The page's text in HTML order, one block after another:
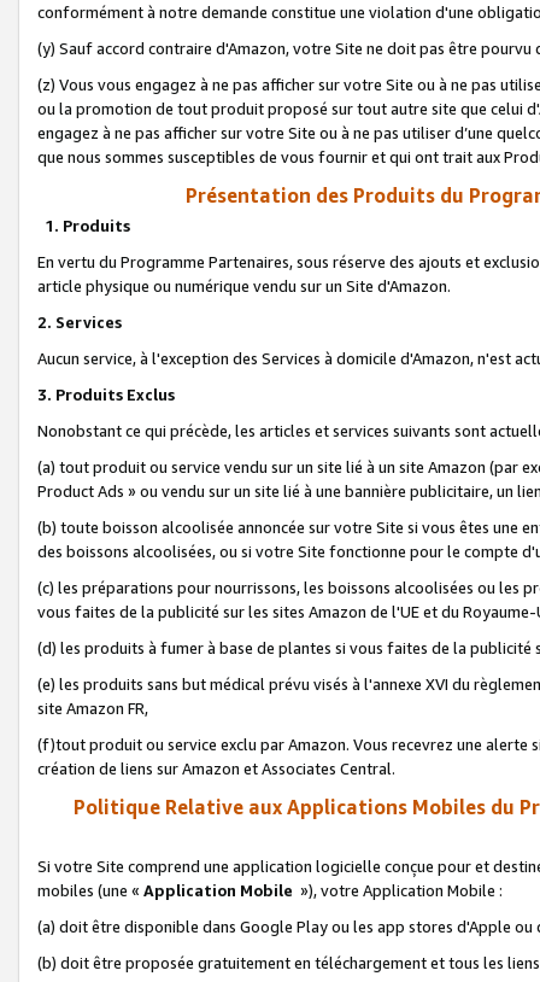
conformément à notre demande constitue une violation d'une
(y) Sauf accord contraire d'Amazon, votre Site ne doit pas être
(z) Vous vous engagez à ne pas afficher sur votre Site ou à ne pas
ou la promotion de tout produit proposé sur tout autre site que celui
engagez à ne pas afficher sur votre Site ou à ne pas utiliser d’une
que nous sommes susceptibles de vous fournir et qui ont trait aux
Présentation des Produits du
1. Produits
En vertu du Programme Partenaires, sous réserve des ajouts et
article physique ou numérique vendu sur un Site d'Amazon.
2. Services
Aucun service, à l'exception des Services à domicile d'Amazon, n'est
3. Produits Exclus
Nonobstant ce qui précède, les articles et services suivants sont
(a) tout produit ou service vendu sur un site lié à un site Amazon (par
Product Ads » ou vendu sur un site lié à une bannière publicitaire, un
(b) toute boisson alcoolisée annoncée sur votre Site si vous êtes une
des boissons alcoolisées, ou si votre Site fonctionne pour le compte
(c) les préparations pour nourrissons, les boissons alcoolisées ou les
vous faites de la publicité sur les sites Amazon de l'UE et du Royaume-
(d) les produits à fumer à base de plantes si vous faites de la publicité
(e) les produits sans but médical prévu visés à l'annexe XVI du
site Amazon FR,
(f)tout produit ou service exclu par Amazon. Vous recevrez une alerte
création de liens sur Amazon et Associates Central.
Politique Relative aux Applications Mobiles du
Si votre Site comprend une application logicielle conçue pour et
mobiles (une « Application Mobile »), votre Application Mobile :
(a) doit être disponible dans Google Play ou les app stores d'Apple ou
(b) doit être proposée gratuitement en téléchargement et tous les